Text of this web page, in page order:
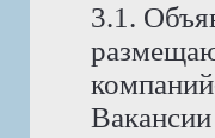
3.1.